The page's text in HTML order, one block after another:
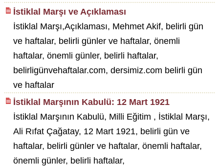
İstiklal Marşı ve Açıklaması
İstiklal Marşı,Açıklaması, Mehmet Akif, belirli gün
ve haftalar, belirli günler ve haftalar, önemli
haftalar, önemli günler, belirli haftalar,
belirligünvehaftalar.com, dersimiz.com belirli gün
ve haftalar
İstiklal Marşının Kabulü: 12 Mart 1921
İstiklal Marşının Kabulü, Milli Eğitim , İstiklal Marşı,
Ali Rıfat Çağatay, 12 Mart 1921, belirli gün ve
haftalar, belirli günler ve haftalar, önemli haftalar,
önemli günler, belirli haftalar,